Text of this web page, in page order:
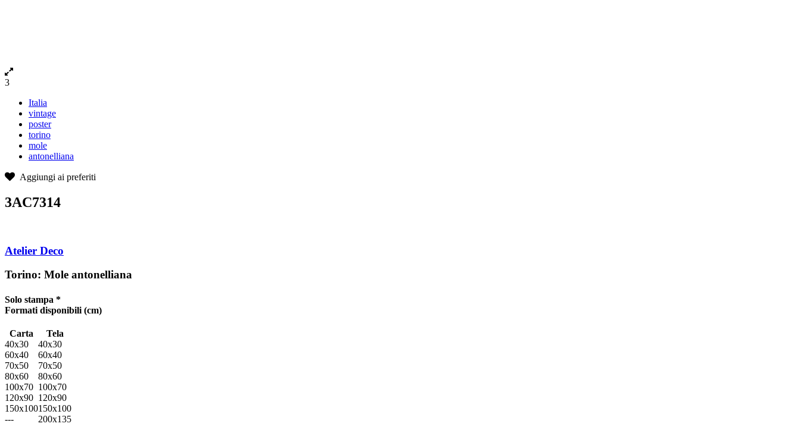
3
Italia
vintage
poster
torino
mole
antonelliana
Aggiungi ai preferiti
3AC7314
Atelier Deco
Torino: Mole antonelliana
Solo stampa *
Formati disponibili (cm)
Carta
Tela
40x30
40x30
60x40
60x40
70x50
70x50
80x60
80x60
100x70 100x70
120x90 120x90
150x100150x100
---
200x135